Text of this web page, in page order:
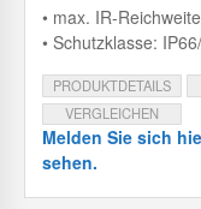
• max. IR-
• Schutzklasse:
PRODUKTDETAILS
VERGLEICHEN
Melden Sie sich
sehen.